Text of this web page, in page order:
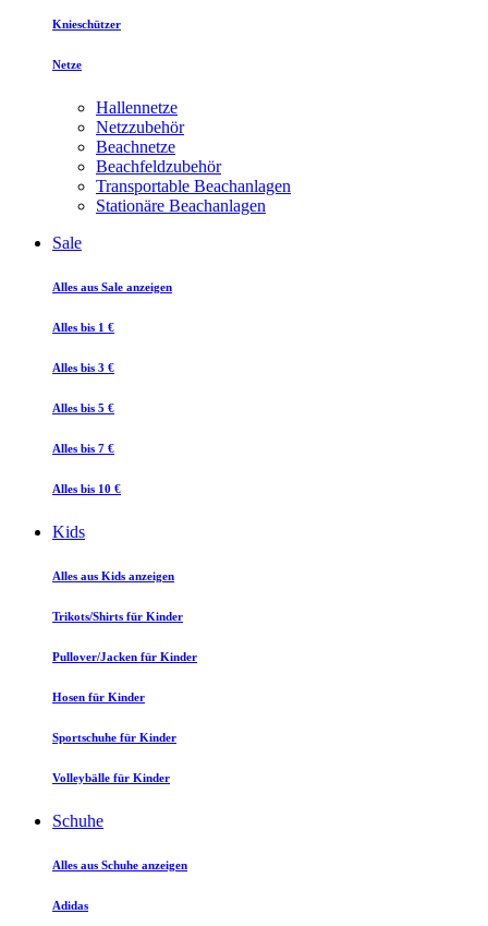
Knieschützer
Netze
Hallennetze
Netzzubehör
Beachnetze
Beachfeldzubehör
Transportable Beachanlagen
Stationäre Beachanlagen
Sale
Alles aus Sale anzeigen
Alles bis 1 €
Alles bis 3 €
Alles bis 5 €
Alles bis 7 €
Alles bis 10 €
Kids
Alles aus Kids anzeigen
Trikots/Shirts für Kinder
Pullover/Jacken für Kinder
Hosen für Kinder
Sportschuhe für Kinder
Volleybälle für Kinder
Schuhe
Alles aus Schuhe anzeigen
Adidas